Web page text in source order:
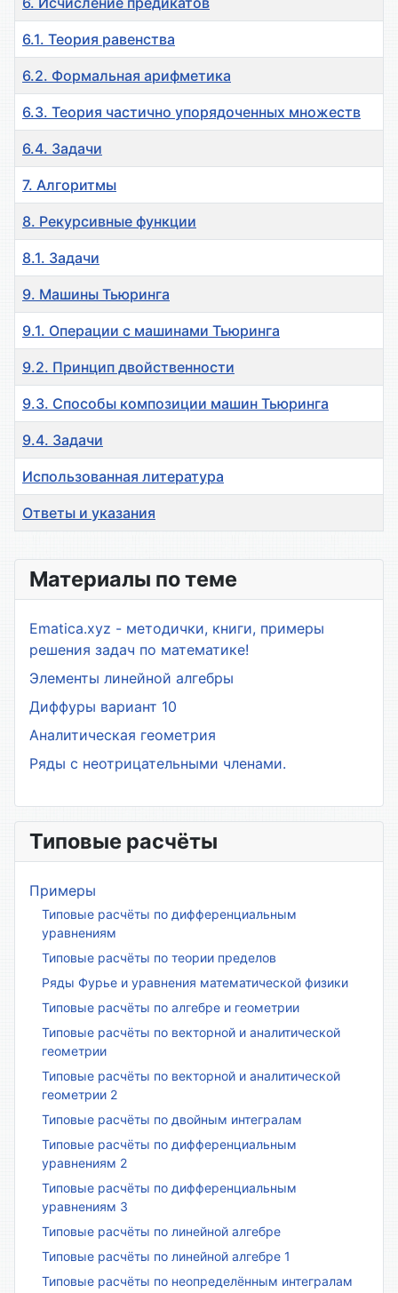
6.1. Теория равенства
6.2. Формальная арифметика
6.3. Теория частично упорядоченных множеств
6.4. Задачи
7. Алгоритмы
8. Рекурсивные функции
8.1. Задачи
9. Машины Тьюринга
9.1. Операции с машинами Тьюринга
9.2. Принцип двойственности
9.3. Способы композиции машин Тьюринга
9.4. Задачи
Использованная литература
Ответы и указания
Материалы по теме
Ematica.xyz - методички, книги, примеры
решения задач по математике!
Элементы линейной алгебры
Диффуры вариант 10
Аналитическая геометрия
Ряды с неотрицательными членами.
Типовые расчёты
Примеры
Типовые расчёты по дифференциальным
уравнениям
Типовые расчёты по теории пределов
Ряды Фурье и уравнения математической физики
Типовые расчёты по алгебре и геометрии
Типовые расчёты по векторной и аналитической
геометрии
Типовые расчёты по векторной и аналитической
геометрии 2
Типовые расчёты по двойным интегралам
Типовые расчёты по дифференциальным
уравнениям 2
Типовые расчёты по дифференциальным
уравнениям 3
Типовые расчёты по линейной алгебре
Типовые расчёты по линейной алгебре 1
Типовые расчёты по неопределённым интегралам